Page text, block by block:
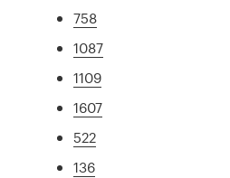
758
1087
1109
1607
522
136